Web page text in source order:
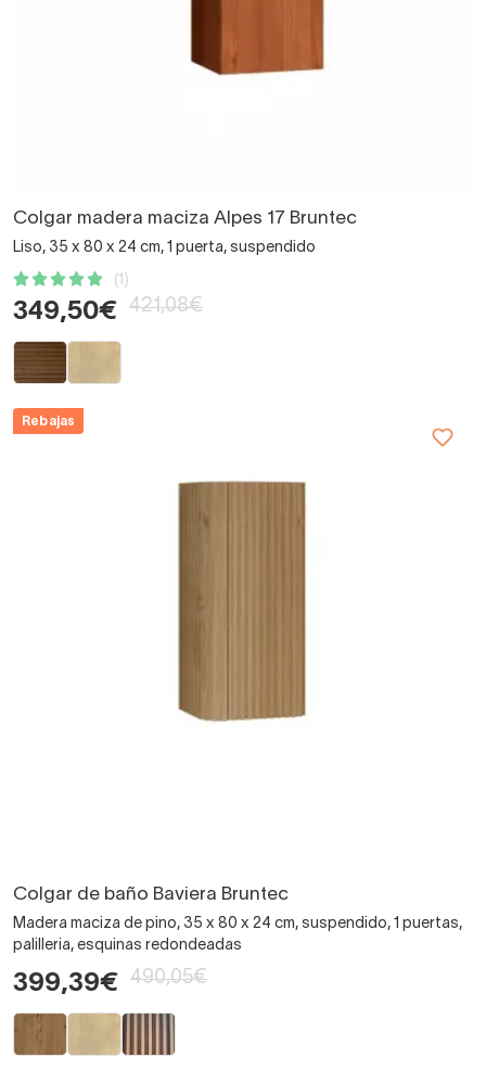
Colgar madera maciza Alpes 17 Bruntec
Liso, 35 x 80 x 24 cm, 1 puerta, suspendido
(1)
349,50€ 421,08€
Rebajas
Colgar de baño Baviera Bruntec
Madera maciza de pino, 35 x 80 x 24 cm, suspendido, 1 puertas,
palilleria, esquinas redondeadas
399,39€ 490,05€